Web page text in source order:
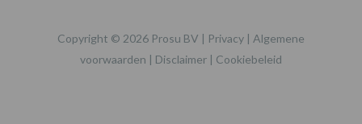
Copyright © 2026 Prosu BV | Privacy | Algemene
voorwaarden | Disclaimer | Cookiebeleid